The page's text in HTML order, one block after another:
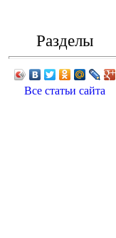
Разделы
Все статьи сайта